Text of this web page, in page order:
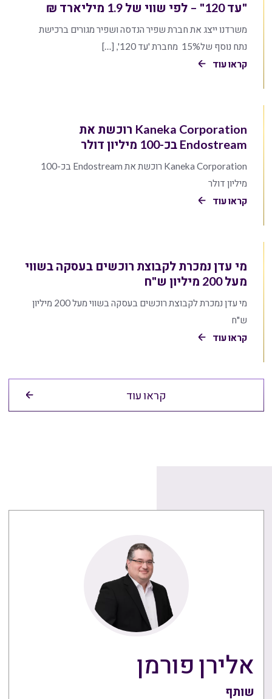
"עד 120" – לפי שווי של 1.9 מיליארד ₪
משרדנו ייצג את חברת שפיר הנדסה ושפיר מגורים ברכישת
נתח נוסף של15% מחברת 'עד 120', […]
קראו עוד
Kaneka Corporation רוכשת את
Endostream בכ-100 מיליון דולר
Kaneka Corporation רוכשת את Endostream בכ-100
מיליון דולר
קראו עוד
מי עדן נמכרת לקבוצת רוכשים בעסקה בשווי
מעל 200 מיליון ש"ח
מי עדן נמכרת לקבוצת רוכשים בעסקה בשווי מעל 200 מיליון
ש"ח
קראו עוד
קראו עוד
אלירן פורמן
שותף